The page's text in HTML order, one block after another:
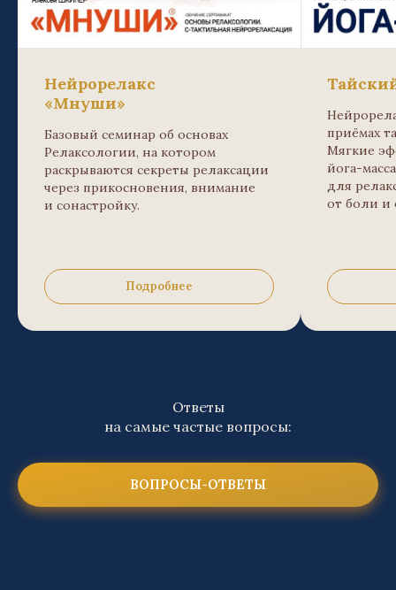
Нейрорелакс
«Мнуши»
Базовый семинар об основах
Релаксологии, на котором
раскрываются секреты релаксации
через прикосновения, внимание
и сонастройку.
Подробнее
приёмах
Мягкие
йога-
для
от боли и
Ответы
на самые частые вопросы:
ВОПРОСЫ-ОТВЕТЫ